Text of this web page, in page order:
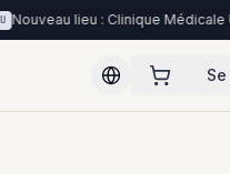
Nouveau lieu : Clinique Médicale